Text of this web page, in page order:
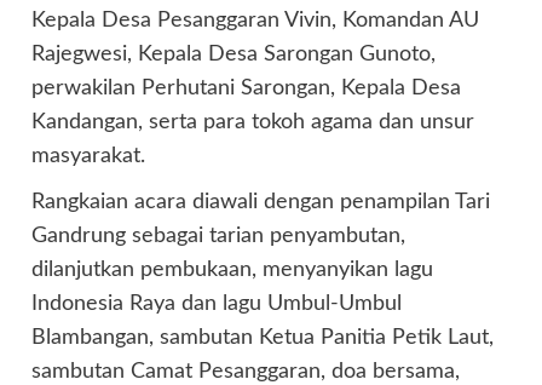
Kepala Desa Pesanggaran Vivin, Komandan AU
Rajegwesi, Kepala Desa Sarongan Gunoto,
perwakilan Perhutani Sarongan, Kepala Desa
Kandangan, serta para tokoh agama dan unsur
masyarakat.
Rangkaian acara diawali dengan penampilan Tari
Gandrung sebagai tarian penyambutan,
dilanjutkan pembukaan, menyanyikan lagu
Indonesia Raya dan lagu Umbul-Umbul
Blambangan, sambutan Ketua Panitia Petik Laut,
sambutan Camat Pesanggaran, doa bersama,